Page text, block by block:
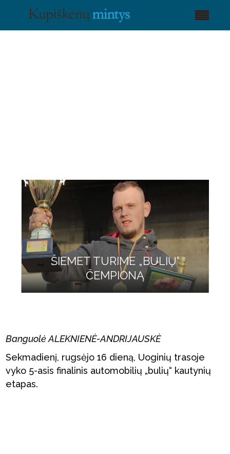
ŠIEMET TURIME „BULIŲ“
ČEMPIONĄ
Banguolė ALEKNIENĖ-ANDRIJAUSKĖ
Sekmadienį, rugsėjo 16 dieną, Uoginių trasoje
vyko 5-asis finalinis automobilių „bulių“ kautynių
etapas.